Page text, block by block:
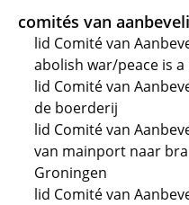
comités van
lid Comité van
abolish war/peace is
lid Comité van
de boerderij
lid Comité van
van mainport naar
Groningen
lid Comité van